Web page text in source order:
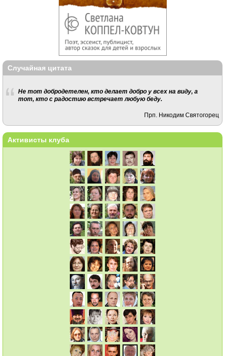
Случайная цитата
Не тот добродетелен, кто делает добро у всех на виду, а
тот, кто с радостию встречает любую беду.
Прп. Никодим Святогорец
Активисты клуба